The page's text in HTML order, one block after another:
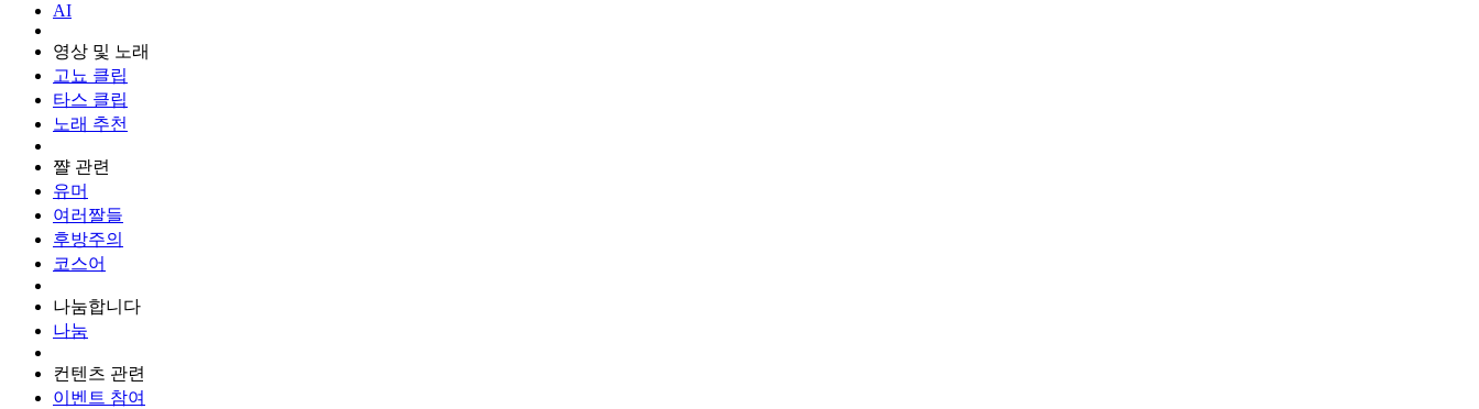
AI
영상 및 노래
고뇨 클립
타스 클립
노래 추천
쨜 관련
유머
여러짤들
후방주의
코스어
나눔합니다
나눔
컨텐츠 관련
이벤트 참여